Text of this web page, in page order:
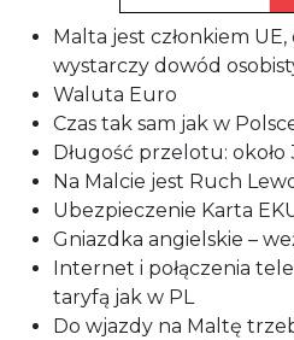
Malta jest członkiem
wystarczy dowód
Waluta Euro
Czas tak sam jak w
Długość przelotu:
Na Malcie jest Ruch
Ubezpieczenie Karta
Gniazdka angielskie –
Internet i połączenia
taryfą jak w PL
Do wjazdy na Maltę